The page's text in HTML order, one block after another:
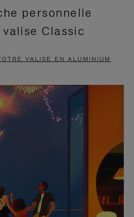
personnelle
Classic
VALISE EN ALUMINIUM